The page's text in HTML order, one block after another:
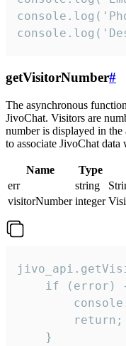
getVisitorNumber#
The asynchronous
JivoChat. Visitors are
number is displayed in the
to associate JivoChat
Name Type
err
string
visitorNumber integer
if (error)
        return;
    }